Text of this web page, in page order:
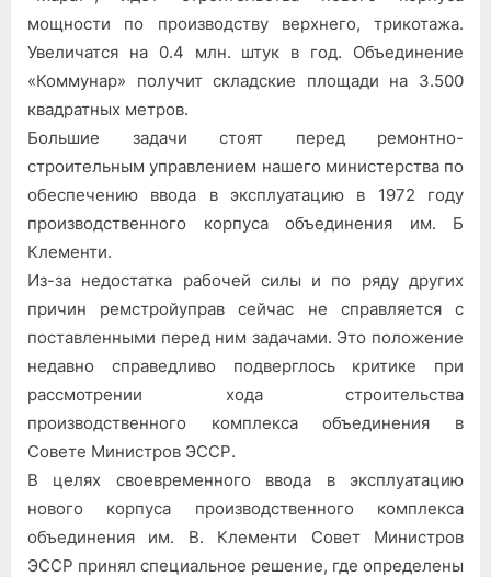
мощности по производству верхнего, трикотажа.
Увеличатся на 0.4 млн. штук в год. Объединение
«Коммунар» получит складские площади на 3.500
квадратных метров.
Большие задачи стоят перед ремонтно-
строительным управлением нашего министерства по
обеспечению ввода в эксплуатацию в 1972 году
производственного корпуса объединения им. Б
Клементи.
Из-за недостатка рабочей силы и по ряду других
причин ремстройуправ сейчас не справляется с
поставленными перед ним задачами. Это положение
недавно справедливо подверглось критике при
рассмотрении хода строительства
производственного комплекса объединения в
Совете Министров ЭССР.
В целях своевременного ввода в эксплуатацию
нового корпуса производственного комплекса
объединения им. В. Клементи Совет Министров
ЭССР принял специальное решение, где определены